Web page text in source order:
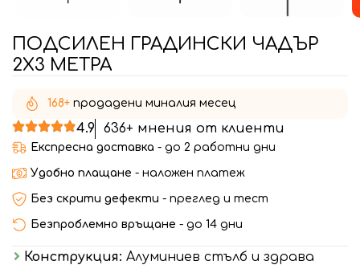
ПОДСИЛЕН ГРАДИНСКИ ЧАДЪР
2X3 МЕТРА
168+продадени миналия месец
4.9 636+ мнения от клиенти
Експресна доставка - до 2 работни дни
Удобно плащане - наложен платеж
Без скрити дефекти - преглед и тест
Безпроблемно връщане - до 14 дни
Конструкция: Алуминиев стълб и здрава